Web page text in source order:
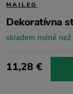
MAILEG
Dekoratívna
skladem méně
11,28 €